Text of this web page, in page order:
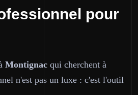
pour
Montignac qui cherchent à
n'est pas un luxe : c'est l'outil